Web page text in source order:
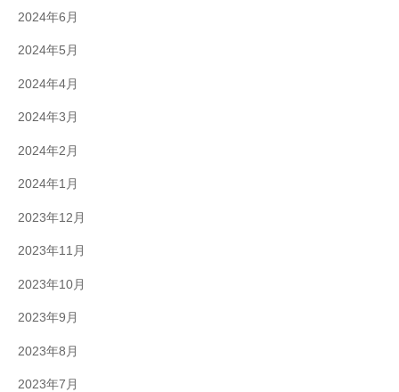
2024年6月
2024年5月
2024年4月
2024年3月
2024年2月
2024年1月
2023年12月
2023年11月
2023年10月
2023年9月
2023年8月
2023年7月